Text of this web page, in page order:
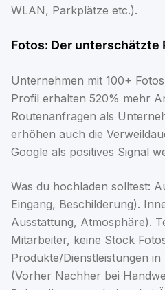
WLAN, Parkplätze etc.).
Fotos: Der unterschätzte
Unternehmen mit 100+
Profil erhalten 520% mehr
Routenanfragen als
erhöhen auch die
Google als positives Signal
Was du hochladen solltest:
Eingang, Beschilderung).
Ausstattung, Atmosphäre).
Mitarbeiter, keine Stock
Produkte/Dienstleistungen in
(Vorher Nachher bei